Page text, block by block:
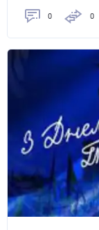
0 0